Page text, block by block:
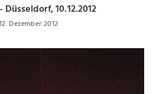
10.12.2012
12. Dezember 2012